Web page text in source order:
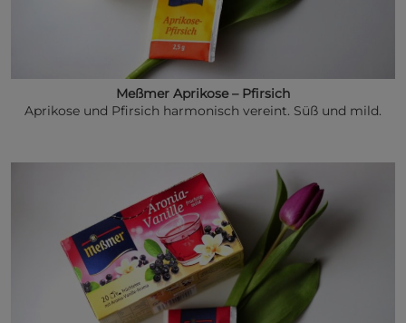
Meßmer Aprikose – Pfirsich
Aprikose und Pfirsich harmonisch vereint. Süß und mild.